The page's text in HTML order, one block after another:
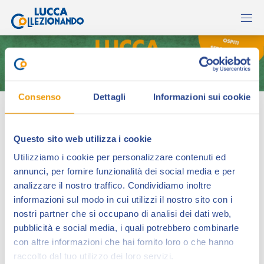
Consenso Dettagli Informazioni sui cookie
Questo sito web utilizza i cookie
Utilizziamo i cookie per personalizzare contenuti ed
annunci, per fornire funzionalità dei social media e per
analizzare il nostro traffico. Condividiamo inoltre
informazioni sul modo in cui utilizzi il nostro sito con i
nostri partner che si occupano di analisi dei dati web,
pubblicità e social media, i quali potrebbero combinarle
con altre informazioni che hai fornito loro o che hanno
raccolto dal tuo utilizzo dei loro servizi.
Al suo esordio assoluto in occasione di